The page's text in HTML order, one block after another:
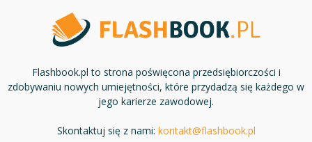
Flashbook.pl to strona poświęcona przedsiębiorczości i
zdobywaniu nowych umiejętności, które przydadzą się każdego w
jego karierze zawodowej.
Skontaktuj się z nami: kontakt@flashbook.pl